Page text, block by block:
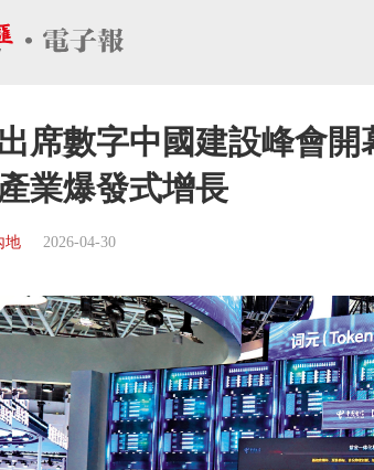
席數字中國建設峰會
業爆發式增長
地 2026-04-30